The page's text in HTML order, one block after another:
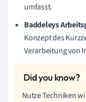
umfasst.
Baddeleys
Konzept des
Verarbeitung von
Nutze Techniken